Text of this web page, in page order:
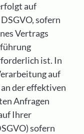
auf
sofern
Vertrags
ist. In
auf
der effektiven
Anfragen
Ihrer
sofern